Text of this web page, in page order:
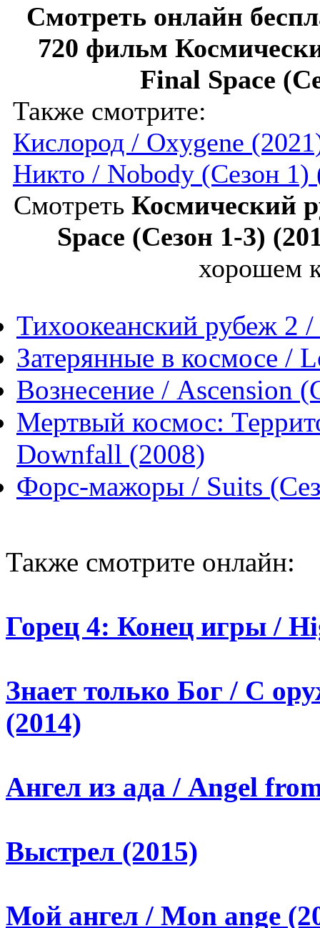
Смотреть онлайн
720 фильм
Final Space
Также смотрите:
Кислород / Oxygene
Никто / Nobody (Сезон 1)
Смотреть Космический
Space (Сезон 1-3)
хорошем
Тихоокеанский рубеж 2
Затерянные в космосе /
Вознесение / Ascension
Мертвый космос:
Downfall (2008)
Форс-мажоры / Suits
Также смотрите онлайн:
Горец 4: Конец игры /
Знает только Бог / С
(2014)
Ангел из ада / Angel
Выстрел (2015)
Мой ангел / Mon ange